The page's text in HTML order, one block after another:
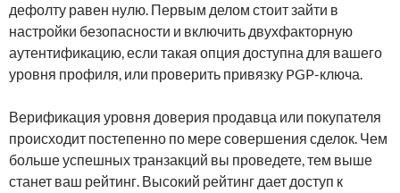
дефолту равен нулю. Первым делом стоит зайти в
настройки безопасности и включить двухфакторную
аутентификацию, если такая опция доступна для вашего
уровня профиля, или проверить привязку PGP-ключа.
Верификация уровня доверия продавца или покупателя
происходит постепенно по мере совершения сделок. Чем
больше успешных транзакций вы проведете, тем выше
станет ваш рейтинг. Высокий рейтинг дает доступ к